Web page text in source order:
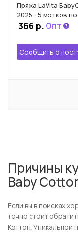
Пряжа LaVita
2025 - 5 мотков по
366 р. Опт
Сообщить о
Причины
Baby
Если вы в поисках
точно стоит
Коттон. Уникальной